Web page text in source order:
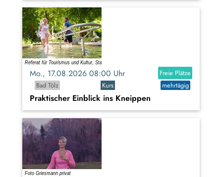
Mo., 17.08.2026 08:00 Uhr
Freie Plätze
Bad Tölz
Kurs mehrtägig
Praktischer Einblick ins Kneippen